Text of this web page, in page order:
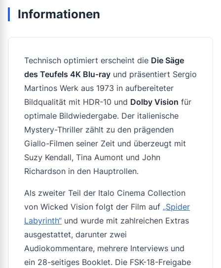
Informationen
Technisch optimiert erscheint die Die Säge
des Teufels 4K Blu-ray und präsentiert Sergio
Martinos Werk aus 1973 in aufbereiteter
Bildqualität mit HDR-10 und Dolby Vision für
optimale Bildwiedergabe. Der italienische
Mystery-Thriller zählt zu den prägenden
Giallo-Filmen seiner Zeit und überzeugt mit
Suzy Kendall, Tina Aumont und John
Richardson in den Hauptrollen.
Als zweiter Teil der Italo Cinema Collection
von Wicked Vision folgt der Film auf „Spider
Labyrinth“ und wurde mit zahlreichen Extras
ausgestattet, darunter zwei
Audiokommentare, mehrere Interviews und
ein 28-seitiges Booklet. Die FSK-18-Freigabe